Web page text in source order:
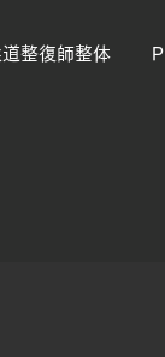
道整復師整体